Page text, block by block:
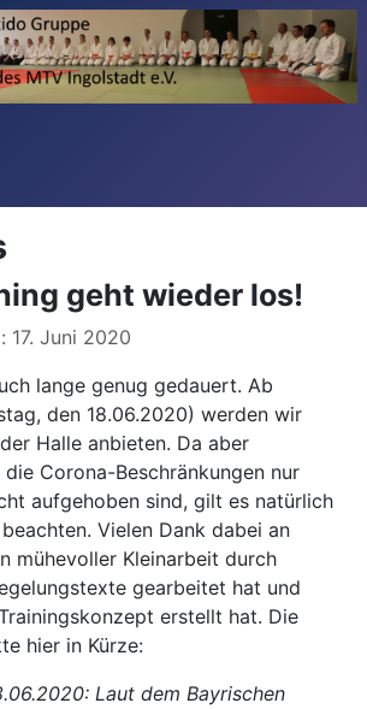
geht wieder los!
17. Juni 2020
lange genug gedauert. Ab
den 18.06.2020) werden wir
Halle anbieten. Da aber
Corona-Beschränkungen nur
aufgehoben sind, gilt es natürlich
Vielen Dank dabei an
mühevoller Kleinarbeit durch
gearbeitet hat und
erstellt hat. Die
hier in Kürze:
Laut dem Bayrischen